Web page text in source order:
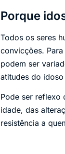
Porque
Todos os seres
convicções.
podem ser
atitudes do
Pode ser reflexo
idade, das
resistência a